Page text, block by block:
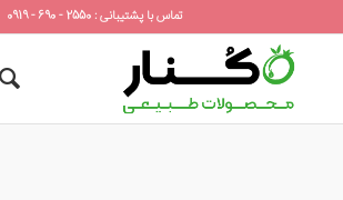
تماس با پشتیبانی : 2550 - 690 - 0919